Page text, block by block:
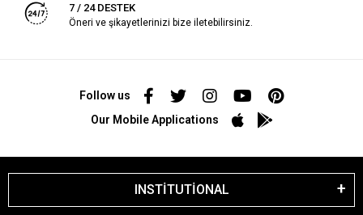
7 / 24 DESTEK
Öneri ve şikayetlerinizi bize iletebilirsiniz.
Follow us
Our Mobile Applications
INSTİTUTİONAL